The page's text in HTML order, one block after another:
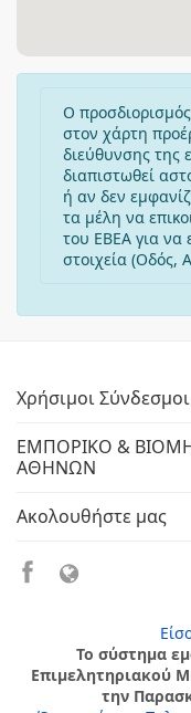
Ο
στον χάρτη
διεύθυνσης της
διαπιστωθεί
ή αν δεν
τα μέλη να
του ΕΒΕΑ για
στοιχεία (Οδός,
Χρήσιμοι Σύνδεσμοι
ΕΜΠΟΡΙΚΟ &
ΑΘΗΝΩΝ
Ακολουθήστε μας
Το σύστημα
Επιμελητηριακού
την